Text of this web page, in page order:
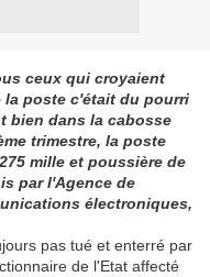
ceux qui croyaient
la poste c'était du pourri
bien dans la cabosse
trimestre, la poste
mille et poussière de
par l'Agence de
électroniques,
pas tué et enterré par
de l'Etat affecté